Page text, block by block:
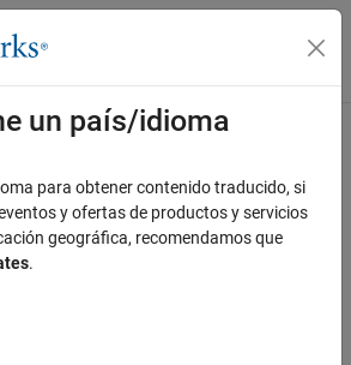
menú de navegación
fuentes, colores e idiomas
escritorio de MATLAB®, optimice el diseño,
y configure el color, la fuente y otras
un país/idioma
para obtener contenido traducido, si
y ofertas de productos y servicios
geográfica, recomendamos que
.